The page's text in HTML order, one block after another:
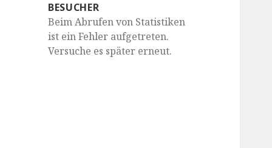
BESUCHER
Beim Abrufen von Statistiken
ist ein Fehler aufgetreten.
Versuche es später erneut.